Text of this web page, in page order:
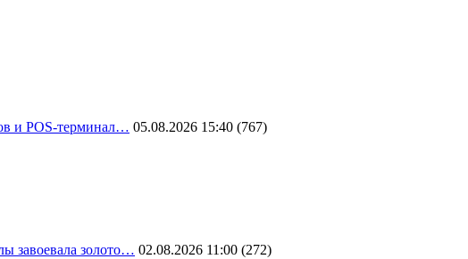
и POS-терминал… 05.08.2026 15:40 (767)
завоевала золото… 02.08.2026 11:00 (272)